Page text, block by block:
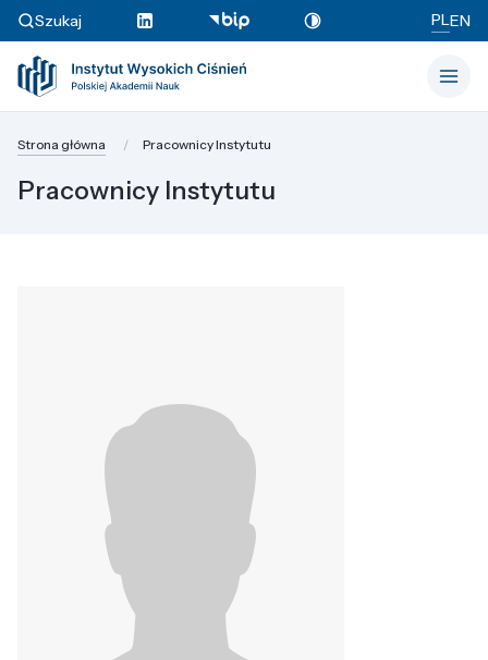
Szukaj PLEN
Strona główna Pracownicy Instytutu
Pracownicy Instytutu